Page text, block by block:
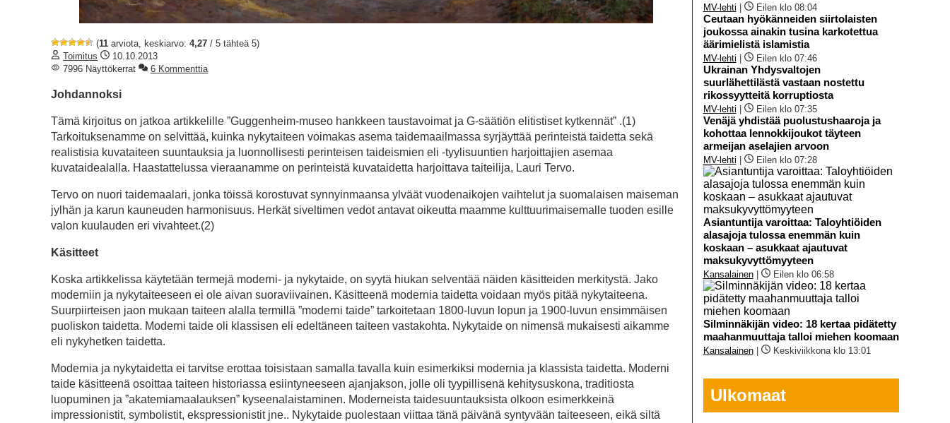
(11 arviota, keskiarvo: 4,27 / 5 tähteä 5)
Toimitus
10.10.2013
7996 Näyttökerrat
6 Kommenttia
Johdannoksi
Tämä kirjoitus on jatkoa artikkelille ”Guggenheim-museo hankkeen taustavoimat ja G-säätiön elitistiset kytkennät” .(1)
Tarkoituksenamme on selvittää, kuinka nykytaiteen voimakas asema taidemaailmassa syrjäyttää perinteistä taidetta sekä
realistisia kuvataiteen suuntauksia ja luonnollisesti perinteisen taideismien eli -tyylisuuntien harjoittajien asemaa
kuvataidealalla. Haastattelussa vieraanamme on perinteistä kuvataidetta harjoittava taiteilija, Lauri Tervo.
Tervo on nuori taidemaalari, jonka töissä korostuvat synnyinmaansa ylväät vuodenaikojen vaihtelut ja suomalaisen maiseman
jylhän ja karun kauneuden harmonisuus. Herkät siveltimen vedot antavat oikeutta maamme kulttuurimaisemalle tuoden esille
valon kuulauden eri vivahteet.(2)
Käsitteet
Koska artikkelissa käytetään termejä moderni- ja nykytaide, on syytä hiukan selventää näiden käsitteiden merkitystä. Jako
moderniin ja nykytaiteeseen ei ole aivan suoraviivainen. Käsitteenä modernia taidetta voidaan myös pitää nykytaiteena.
Suurpiirteisen jaon mukaan taiteen alalla termillä ”moderni taide” tarkoitetaan 1800-luvun lopun ja 1900-luvun ensimmäisen
puoliskon taidetta. Moderni taide oli klassisen eli edeltäneen taiteen vastakohta. Nykytaide on nimensä mukaisesti aikamme
eli nykyhetken taidetta.
Modernia ja nykytaidetta ei tarvitse erottaa toisistaan samalla tavalla kuin esimerkiksi modernia ja klassista taidetta. Moderni
taide käsitteenä osoittaa taiteen historiassa esiintyneeseen ajanjakson, jolle oli tyypillisenä kehitysuskona, traditiosta
luopuminen ja ”akatemiamaalauksen” kyseenalaistaminen. Moderneista taidesuuntauksista olkoon esimerkkeinä
impressionistit, symbolistit, ekspressionistit jne.. Nykytaide puolestaan viittaa tänä päivänä syntyvään taiteeseen, eikä siltä
MV-lehti Eilen klo 08:04
Ceutaan hyökänneiden siirtolaisten
joukossa ainakin tusina karkotettua
äärimielistä islamistia
MV-lehti Eilen klo 07:46
Ukrainan Yhdysvaltojen
suurlähettilästä vastaan nostettu
rikossyytteitä korruptiosta
MV-lehti Eilen klo 07:35
Venäjä yhdistää puolustushaaroja ja
kohottaa lennokkijoukot täyteen
armeijan aselajien arvoon
MV-lehti Eilen klo 07:28
Asiantuntija varoittaa: Taloyhtiöiden
alasajoja tulossa enemmän kuin
koskaan – asukkaat ajautuvat
maksukyvyttömyyteen
Kansalainen| Eilen klo 06:58
Silminnäkijän video: 18 kertaa pidätetty
maahanmuuttaja talloi miehen koomaan
Kansalainen| Keskiviikkona klo 13:01
Ulkomaat